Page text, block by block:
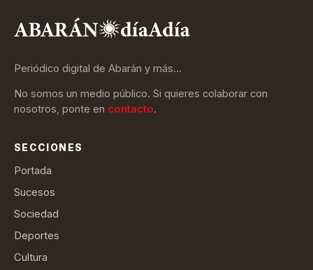
Periódico digital de Abarán y más…
No somos un medio público. Si quieres colaborar con
nosotros, ponte en contacto.
SECCIONES
Portada
Sucesos
Sociedad
Deportes
Cultura